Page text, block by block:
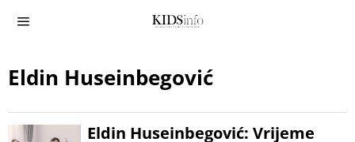
Eldin Huseinbegović
Eldin Huseinbegović: Vrijeme